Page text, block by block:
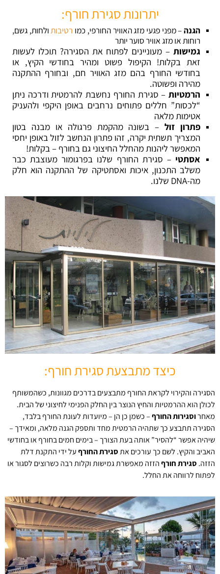
זכוכיות נאספות >>
יתרונות סגירת חורף:
הגנה– מפני פגעי מזג האוויר החורפי, כמורטיבותולחות, גשם,
רוחות או מזג אוויר סוער יותר
גמישות– מעוניינים לפתוח את הסגירה? תוכלו לעשות
זאת בקלות! הקיפול פשוט ומהיר בחודשי הקיץ, או
בחודשי החורף בהם מזג האוויר חם, ובחורף ההתקנה
מהירה ופשוטה.
הרמטיות– סגירת החורף נחשבת להרמטית ודרכה ניתן
“לכסות” חללים פתוחים נרחבים באופן היקפי ולהעניק
אטימות מלאה
פתרון זול– בשונה מהקמת פרגולה או מבנה בטון
המצריך תשתית יקרה, זהו פתרון הנחשב לזול באופן יחסי
המאפשר ליהנות מהחלל החיצוני גם בחורף – בקלות!
אסתטי– סגירת החורף שלנו בפרגומור מעוצבת כבר
משלב התכנון, איכות ואסתטיקה של ההתקנה הוא חלק
מה-DNA שלנו.
כיצד מתבצעת סגירת חורף:
הסגירה והקירוי לקראת החורף מתבצעים בדרכים מגוונות, כשהמשותף
לכולן הוא ההרמטיות והחיץ הנוצר בין החלק הפנימי לחיצוני של הבית.
מאחרוסגירות החורף– כשמן כן הן – מיועדות לעונת החורף בלבד,
הסגירה תתבצע כך שתהיה הרמטית מחד ותספק הגנה מלאה, ומאידך –
שיהיה אפשר “להסיר” אותה בעת הצורך – בימים חמים בחורף או בחודשי
האביב והקיץ. לשם כך עורכים אתסגירת החורףעל ידי התקנת דלת
הזזה.סגירת חורףהזזה מאפשרת גמישות וקלות רבה כשרוצים לסגור או
לפתוח לרווחה את החלל.